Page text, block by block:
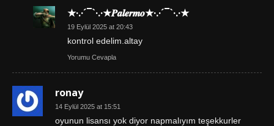
★·.·´¯`·.·★𝑷𝒂𝒍𝒆𝒓𝒎𝒐★·.·´¯`·.·★
19 Eylül 2025 at 20:43
kontrol edelim.altay
Yorumu Cevapla
ronay
14 Eylül 2025 at 15:51
oyunun lisansı yok diyor napmalıyım teşekkurler